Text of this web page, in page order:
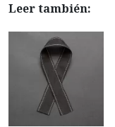
Leer también: